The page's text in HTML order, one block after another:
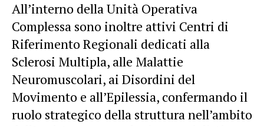
All’interno della Unità Operativa
Complessa sono inoltre attivi Centri di
Riferimento Regionali dedicati alla
Sclerosi Multipla, alle Malattie
Neuromuscolari, ai Disordini del
Movimento e all’Epilessia, confermando il
ruolo strategico della struttura nell’ambito